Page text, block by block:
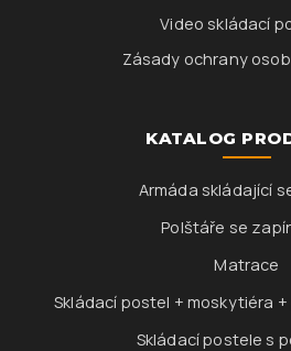
Video skládací
Zásady ochrany
KATALOG
Armáda skládající
Polštáře se
Matrace
Skládací postel + moskytiéra
Skládací postele s